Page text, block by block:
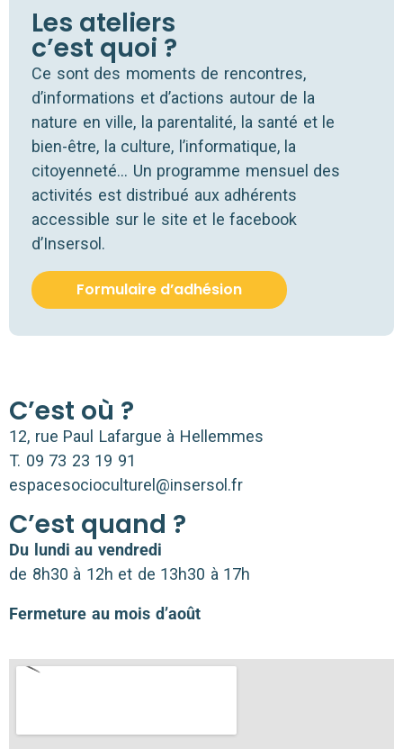
Les ateliers
c’est quoi ?
Ce sont des moments de ren­contres,
d’informations et d’actions autour de la
nature en ville, la paren­ta­li­té, la san­té et le
bien-être, la culture, l’informatique, la
citoyen­ne­té… Un pro­gramme men­suel des
acti­vi­tés est dis­tri­bué aux adhé­rents
acces­sible sur le site et le face­book
d’Insersol.
Formulaire d’adhé­sion
C’est où ?
12, rue Paul Lafargue à Hellemmes
T. 09 73 23 19 91
espacesocioculturel@insersol.fr
C’est quand ?
Du lun­di au ven­dre­di
de 8h30 à 12h et de 13h30 à 17h
Fermeture au mois d’août